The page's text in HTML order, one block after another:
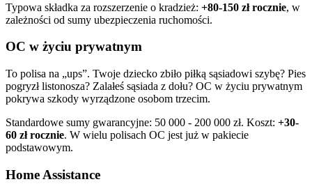
Typowa składka za rozszerzenie o kradzież: +80-150 zł rocznie, w
zależności od sumy ubezpieczenia ruchomości.
OC w życiu prywatnym
To polisa na „ups”. Twoje dziecko zbiło piłką sąsiadowi szybę? Pies
pogryzł listonosza? Zalałeś sąsiada z dołu? OC w życiu prywatnym
pokrywa szkody wyrządzone osobom trzecim.
Standardowe sumy gwarancyjne: 50 000 - 200 000 zł. Koszt: +30-
60 zł rocznie. W wielu polisach OC jest już w pakiecie
podstawowym.
Home Assistance